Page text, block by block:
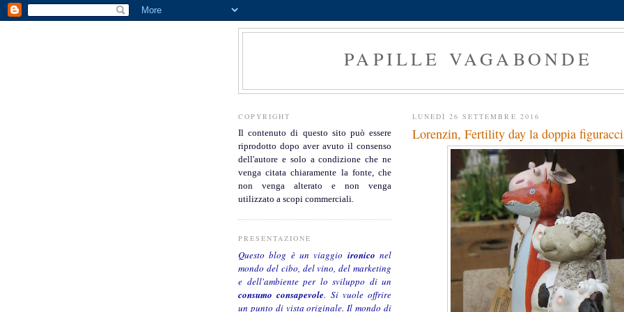
PAPILLE VAGABONDE
LUNEDÌ 26 SETTEMBRE 2016
Lorenzin, Fertility day la doppia
COPYRIGHT
Il contenuto di questo sito può essere
riprodotto dopo aver avuto il consenso
dell'autore e solo a condizione che ne
venga citata chiaramente la fonte, che
non venga alterato e non venga
utilizzato a scopi commerciali.
PRESENTAZIONE
Questo blog è un viaggio ironico nel
mondo del cibo, del vino, del marketing
e dell'ambiente per lo sviluppo di un
consumo consapevole. Si vuole offrire
un punto di vista originale. Il mondo di